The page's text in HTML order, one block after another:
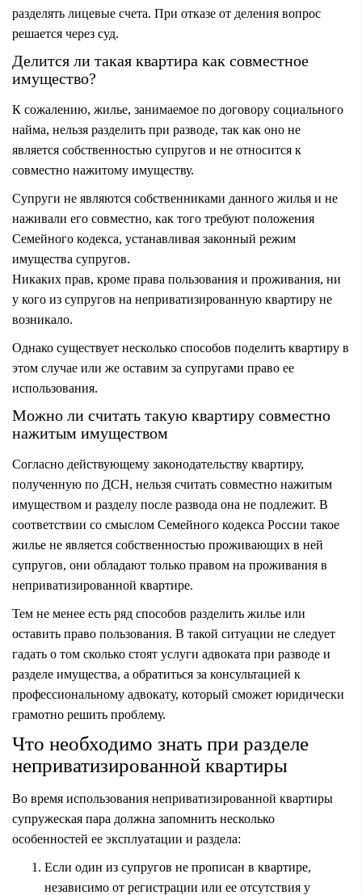
разделять лицевые счета. При отказе от деления вопрос
решается через суд.
Делится ли такая квартира как совместное
имущество?
К сожалению, жилье, занимаемое по договору социального
найма, нельзя разделить при разводе, так как оно не
является собственностью супругов и не относится к
совместно нажитому имуществу.
Супруги не являются собственниками данного жилья и не
наживали его совместно, как того требуют положения
Семейного кодекса, устанавливая законный режим
имущества супругов.
Никаких прав, кроме права пользования и проживания, ни
у кого из супругов на неприватизированную квартиру не
возникало.
Однако существует несколько способов поделить квартиру в
этом случае или же оставим за супругами право ее
использования.
Можно ли считать такую квартиру совместно
нажитым имуществом
Согласно действующему законодательству квартиру,
полученную по ДСН, нельзя считать совместно нажитым
имуществом и разделу после развода она не подлежит. В
соответствии со смыслом Семейного кодекса России такое
жилье не является собственностью проживающих в ней
супругов, они обладают только правом на проживания в
неприватизированной квартире.
Тем не менее есть ряд способов разделить жилье или
оставить право пользования. В такой ситуации не следует
гадать о том сколько стоят услуги адвоката при разводе и
разделе имущества, а обратиться за консультацией к
профессиональному адвокату, который сможет юридически
грамотно решить проблему.
Что необходимо знать при разделе
неприватизированной квартиры
Во время использования неприватизированной квартиры
супружеская пара должна запомнить несколько
особенностей ее эксплуатации и раздела:
Если один из супругов не прописан в квартире,
независимо от регистрации или ее отсутствия у